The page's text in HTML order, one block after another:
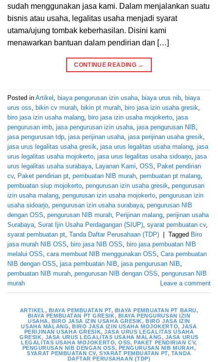
sudah menggunakan jasa kami. Dalam menjalankan suatu
bisnis atau usaha, legalitas usaha menjadi syarat
utama/ujung tombak keberhasilan. Disini kami
menawarkan bantuan dalam pendirian dan […]
CONTINUE READING →
Posted in Artikel biaya pengurusan izin usaha biaya urus nib
biaya
urus oss
bikin cv murah bikin pt murah biro jasa izin usaha gresik
biro jasa izin usaha malang
biro jasa izin usaha mojokerto jasa
pengurusan imb jasa pengurusan izin usaha jasa pengurusan NIB
jasa pengurusan tdp jasa perijinan usaha jasa perijinan usaha gresik
jasa urus legalitas usaha gresik jasa urus legalitas usaha malang jasa
urus legalitas usaha mojokerto jasa urus legalitas usaha sidoarjo jasa
urus legalitas usaha surabaya
Layanan Kami OSS
Paket pendirian
cv, Paket pendirian pt pembuatan NIB murah pembuatan pt malang
pembuatan siup mojokerto pengurusan izin usaha gresik pengurusan
izin usaha malang pengurusan izin usaha mojokerto pengurusan izin
usaha sidoarjo pengurusan izin usaha surabaya pengurusan NIB
dengan OSS pengurusan NIB murah Perijinan malang perijinan usaha
Surabaya Surat Ijin Usaha Perdagangan (SIUP) syarat pembuatan cv,
syarat pembuatan pt Tanda Daftar Perusahaan (TDP) Tagged Biro
jasa murah NIB OSS
biro jasa NIB OSS
biro jasa pembuatan NIB
melalui OSS cara membuat NIB menggunakan OSS Cara pembuatan
NIB dengan OSS jasa pembuatan NIB jasa pengurusan NIB
pembuatan NIB murah pengurusan NIB dengan OSS pengurusan NIB
murah
Leave a comment
ARTIKEL, BIAYA PEMBUATAN PT, BIAYA PEMBUATAN PT BARU,
BIAYA PEMBUATAN PT GRESIK, BIAYA PENGURUSAN IZIN
USAHA, BIRO JASA IZIN USAHA GRESIK,BIRO JASA IZIN
USAHA MALANG,BIRO JASA IZIN USAHA MOJOKERTO,JASA
PERIJINAN USAHA GRESIK,JASA URUS LEGALITAS USAHA
GRESIK, JASA URUS LEGALITAS USAHA MALANG, JASA URUS
LEGALITAS USAHA MOJOKERTO,OSS,PAKET PENDIRIAN CV,
PENGURUSAN NIB DENGAN OSS, PENGURUSAN NIB MURAH,
SYARAT PEMBUATAN CV,SYARAT PEMBUATAN PT, TANDA
DAFTAR PERUSAHAAN (TDP)